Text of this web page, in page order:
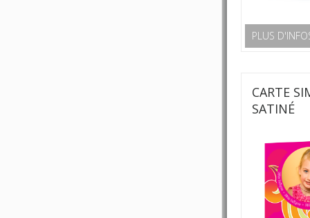
PLUS
CARTE
SATINÉ